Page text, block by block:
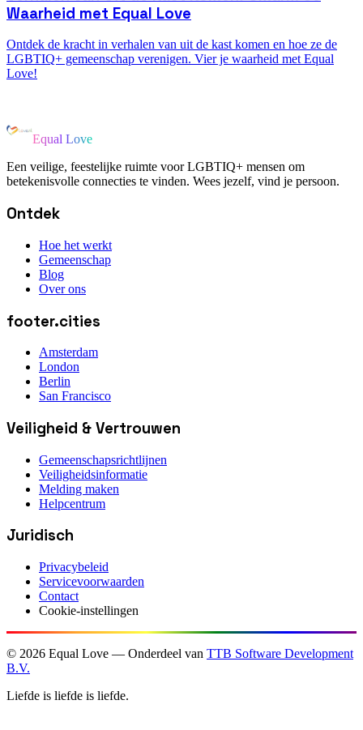
Waarheid met Equal Love
Ontdek de kracht in verhalen van uit de kast komen en hoe ze de
LGBTIQ+ gemeenschap verenigen. Vier je waarheid met Equal
Love!
Equal Love
Een veilige, feestelijke ruimte voor LGBTIQ+ mensen om
betekenisvolle connecties te vinden. Wees jezelf, vind je persoon.
Ontdek
Hoe het werkt
Gemeenschap
Blog
Over ons
footer.cities
Amsterdam
London
Berlin
San Francisco
Veiligheid & Vertrouwen
Gemeenschapsrichtlijnen
Veiligheidsinformatie
Melding maken
Helpcentrum
Juridisch
Privacybeleid
Servicevoorwaarden
Contact
Cookie-instellingen
© 2026 Equal Love — Onderdeel van TTB Software Development
B.V.
Liefde is liefde is liefde.